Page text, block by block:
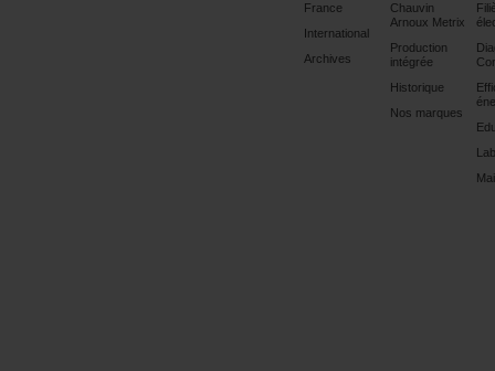
France
International
Archives
Chauvin
Arnoux Metrix
Production
intégrée
Historique
Nos marques